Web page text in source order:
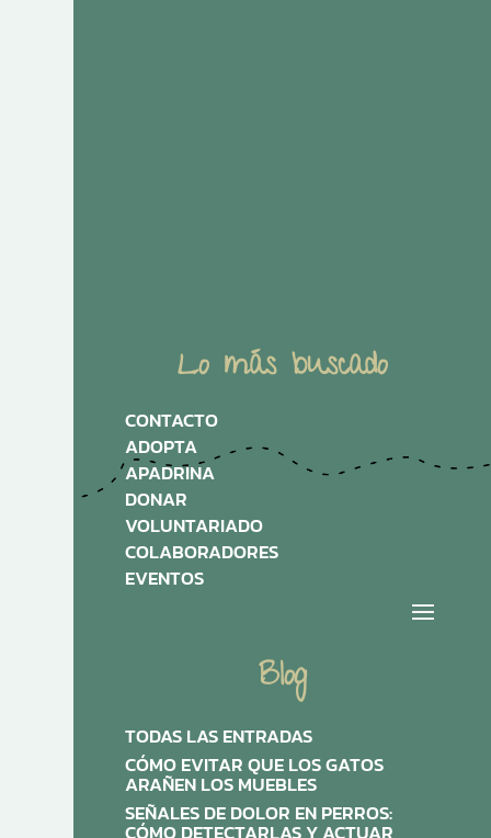
Lo más buscado
CONTACTO
ADOPTA
APADRINA
DONAR
VOLUNTARIADO
COLABORADORES
EVENTOS
Blog
TODAS LAS ENTRADAS
CÓMO EVITAR QUE LOS GATOS
ARAÑEN LOS MUEBLES
SEÑALES DE DOLOR EN PERROS: